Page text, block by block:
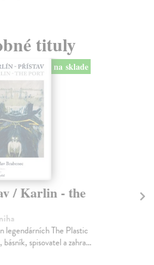
tituly
na sklade
/ Karlin - the
legendárních The Plastic
spisovatel a zahra...